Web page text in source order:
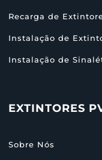
Recarga de
Instalação de
Instalação de
EXTINTORES
Sobre Nós